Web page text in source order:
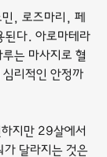
, 로즈마리, 페
된다. 아로마테라
는 마사지로 혈
리적인 안정까
지만 29살에서
달라지는 것은